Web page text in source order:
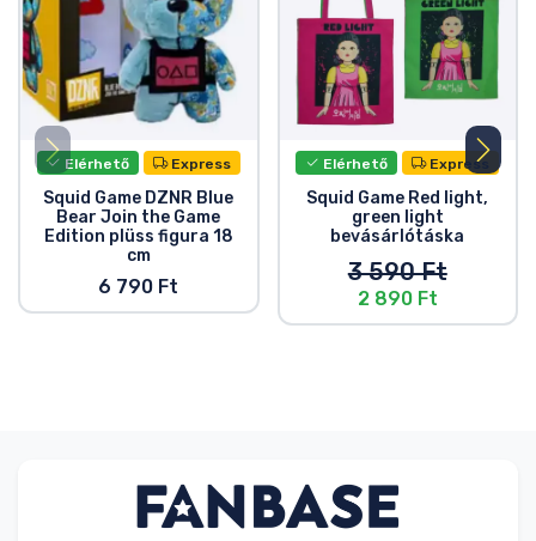
Elérhető Express
Squid Game DZNR Blue
Bear Join the Game
Edition plüss figura 18
cm
6 790 Ft
Elérhető Express
Squid Game Red light,
green light
bevásárlótáska
3 590 Ft
2 890 Ft